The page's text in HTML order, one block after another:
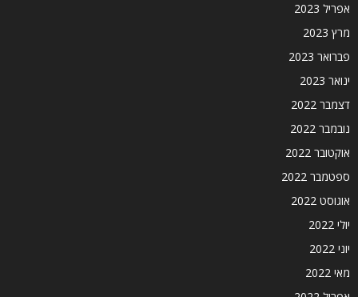
אפריל 2023
מרץ 2023
פברואר 2023
ינואר 2023
דצמבר 2022
נובמבר 2022
אוקטובר 2022
ספטמבר 2022
אוגוסט 2022
יולי 2022
יוני 2022
מאי 2022